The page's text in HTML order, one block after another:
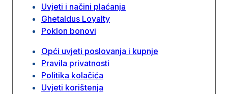
Uvjeti i načini plaćanja
Ghetaldus Loyalty
Poklon bonovi
Opći uvjeti poslovanja i kupnje
Pravila privatnosti
Politika kolačića
Uvjeti korištenja